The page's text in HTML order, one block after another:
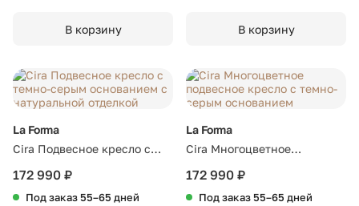
В корзину В корзину
La Forma
Cira Подвесное кресло с
темно-серым основанием с
172 990 ₽
Под заказ 55–65 дней
La Forma
Cira Многоцветное
подвесное кресло с темно-
172 990 ₽
Под заказ 55–65 дней